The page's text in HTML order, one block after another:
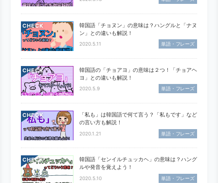
CHECK
韓国語「チョヌン」の意味は？ハングルと「ナヌ
ン」との違いも解説！
2020.5.11 単語・フレーズ
CHECK
韓国語の「チョアヨ」の意味は２つ！「チョアヘ
ヨ」との違いも解説！
2020.5.9 単語・フレーズ
CHECK
「私も」は韓国語で何て言う？「私もです」など
の言い方も解説！
2020.1.21 単語・フレーズ
CHECK
韓国語「センイルチュッカヘ」の意味は？ハング
ルや発音を覚えよう！
2020.5.10 単語・フレーズ